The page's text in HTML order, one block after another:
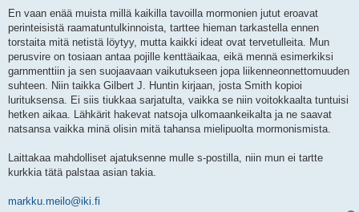
En vaan enää muista millä kaikilla tavoilla mormonien jutut eroavat
perinteisistä raamatuntulkinnoista, tarttee hieman tarkastella ennen
torstaita mitä netistä löytyy, mutta kaikki ideat ovat tervetulleita. Mun
perusvire on tosiaan antaa pojille kenttäaikaa, eikä mennä esimerkiksi
garnmenttiin ja sen suojaavaan vaikutukseen jopa liikenneonnettomuuden
suhteen. Niin taikka Gilbert J. Huntin kirjaan, josta Smith kopioi
lurituksensa. Ei siis tiukkaa sarjatulta, vaikka se niin voitokkaalta tuntuisi
hetken aikaa. Lähkärit hakevat natsoja ulkomaankeikalta ja ne saavat
natsansa vaikka minä olisin mitä tahansa mielipuolta mormonismista.
Laittakaa mahdolliset ajatuksenne mulle s-postilla, niin mun ei tartte
kurkkia tätä palstaa asian takia.
markku.meilo@iki.fi